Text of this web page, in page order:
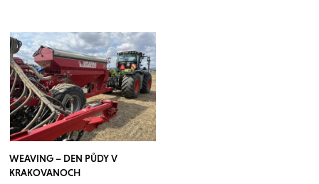
WEAVING – DEN PŮDY V
KRAKOVANOCH